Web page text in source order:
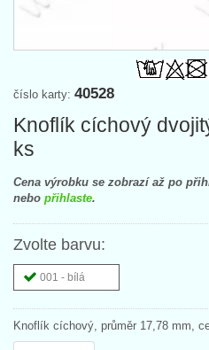
číslo karty: 40528
Knoflík cíchový
ks
Cena výrobku se zobrazí až po
nebo přihlaste.
Zvolte barvu:
001 - bílá
Knoflík cíchový, průměr 17,78 mm,